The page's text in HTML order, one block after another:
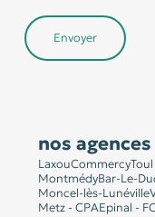
Envoyer
nos agences
LaxouCommercyToul
MontmédyBar-Le-
Moncel-lès-Lunéville
Metz - CPAEpinal -